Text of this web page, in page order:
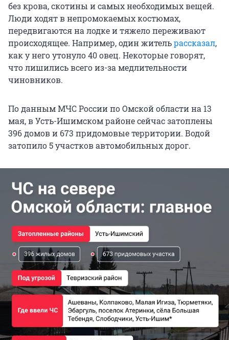
без крова, скотины и самых необходимых вещей.
Люди ходят в непромокаемых костюмах,
передвигаются на лодке и тяжело переживают
происходящее. Например, один жительрассказал,
как у него утонуло 40 овец. Некоторые говорят,
что лишились всего из-за медлительности
чиновников.
По данным МЧС России по Омской области на 13
мая, в Усть-Ишимском районе сейчас затоплены
396 домов и 673 придомовые территории. Водой
затопило 5 участков автомобильных дорог.